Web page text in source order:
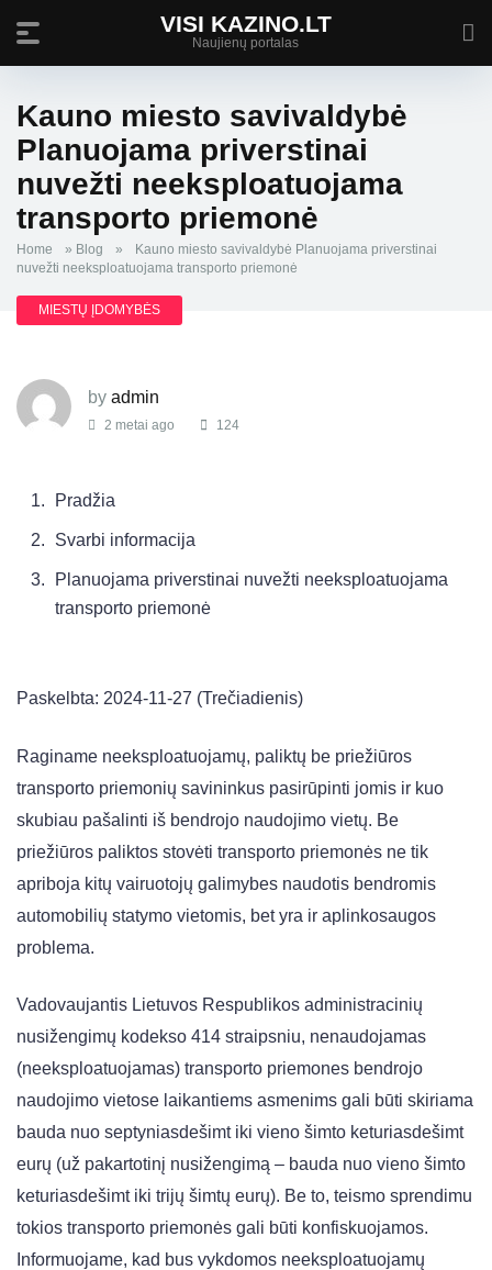
VISI KAZINO.LT
Naujienų portalas
Kauno miesto savivaldybė
Planuojama priverstinai
nuvežti neeksploatuojama
transporto priemonė
Home » Blog »
Kauno miesto savivaldybė Planuojama priverstinai
nuvežti neeksploatuojama transporto priemonė
MIESTŲ ĮDOMYBĖS
by admin
2 metai ago 124
Pradžia
Svarbi informacija
Planuojama priverstinai nuvežti neeksploatuojama
transporto priemonė
Paskelbta: 2024-11-27 (Trečiadienis)
Raginame neeksploatuojamų, paliktų be priežiūros
transporto priemonių savininkus pasirūpinti jomis ir kuo
skubiau pašalinti iš bendrojo naudojimo vietų. Be
priežiūros paliktos stovėti transporto priemonės ne tik
apriboja kitų vairuotojų galimybes naudotis bendromis
automobilių statymo vietomis, bet yra ir aplinkosaugos
problema.
Vadovaujantis Lietuvos Respublikos administracinių
nusižengimų kodekso 414 straipsniu, nenaudojamas
(neeksploatuojamas) transporto priemones bendrojo
naudojimo vietose laikantiems asmenims gali būti skiriama
bauda nuo septyniasdešimt iki vieno šimto keturiasdešimt
eurų (už pakartotinį nusižengimą – bauda nuo vieno šimto
keturiasdešimt iki trijų šimtų eurų). Be to, teismo sprendimu
tokios transporto priemonės gali būti konfiskuojamos.
Informuojame, kad bus vykdomos neeksploatuojamų